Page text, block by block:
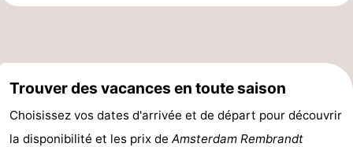
vélo
Spécial
Trouver des vacances en toute saison
Choisissez vos dates d'arrivée et de départ pour découvrir
la disponibilité et les prix de Amsterdam Rembrandt